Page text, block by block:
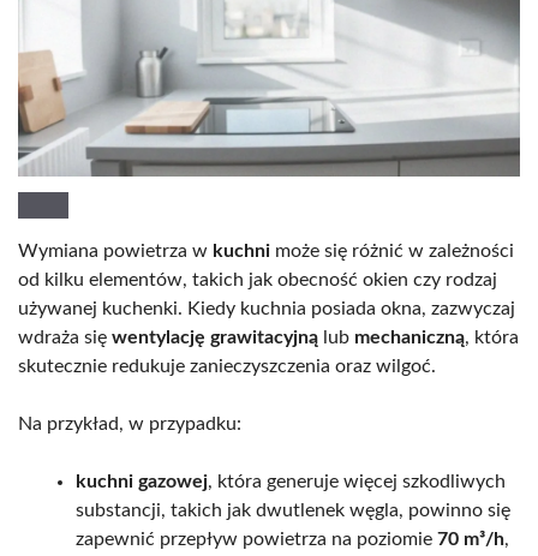
Wymiana powietrza w kuchni może się różnić w zależności
od kilku elementów, takich jak obecność okien czy rodzaj
używanej kuchenki. Kiedy kuchnia posiada okna, zazwyczaj
wdraża się wentylację grawitacyjną lub mechaniczną, która
skutecznie redukuje zanieczyszczenia oraz wilgoć.
Na przykład, w przypadku:
kuchni gazowej, która generuje więcej szkodliwych
substancji, takich jak dwutlenek węgla, powinno się
zapewnić przepływ powietrza na poziomie 70 m³/h,